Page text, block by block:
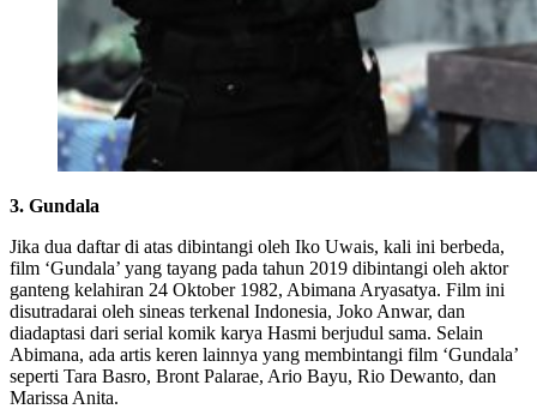
3. Gundala
Jika dua daftar di atas dibintangi oleh Iko Uwais, kali ini berbeda,
film ‘Gundala’ yang tayang pada tahun 2019 dibintangi oleh aktor
ganteng kelahiran 24 Oktober 1982, Abimana Aryasatya. Film ini
disutradarai oleh sineas terkenal Indonesia, Joko Anwar, dan
diadaptasi dari serial komik karya Hasmi berjudul sama. Selain
Abimana, ada artis keren lainnya yang membintangi film ‘Gundala’
seperti Tara Basro, Bront Palarae, Ario Bayu, Rio Dewanto, dan
Marissa Anita.